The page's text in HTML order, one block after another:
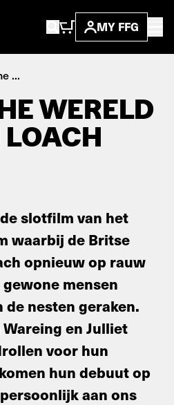
MY FFG
...
WERELD
slotfilm van het
waarbij de Britse
opnieuw op rauw
mensen
nesten geraken.
en Julliet
voor hun
hun debuut op
aan ons